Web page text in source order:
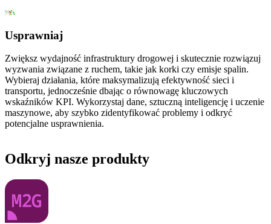
Usprawniaj
Zwiększ wydajność infrastruktury drogowej i skutecznie rozwiązuj
wyzwania związane z ruchem, takie jak korki czy emisje spalin.
Wybieraj działania, które maksymalizują efektywność sieci i
transportu, jednocześnie dbając o równowagę kluczowych
wskaźników KPI. Wykorzystaj dane, sztuczną inteligencję i uczenie
maszynowe, aby szybko zidentyfikować problemy i odkryć
potencjalne usprawnienia.
Odkryj nasze produkty